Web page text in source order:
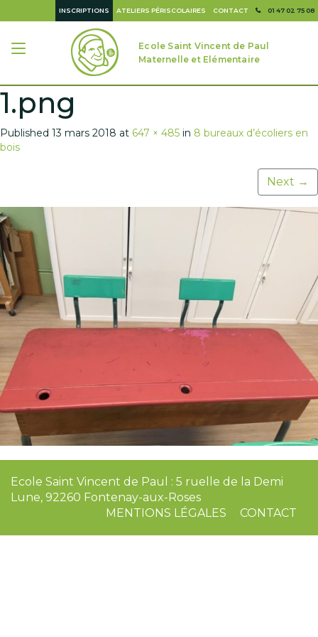
01 47 02 75 08
CONTACT
ATELIERS PÉRISCOLAIRES
INSCRIPTIONS
Ecole Saint Vincent de Paul
Maternelle et Elémentaire
1.png
Published 13 mars 2018 at 647 × 485 in 8 bureaux d’écoliers en
bois
Next →
Ecole Saint Vincent de Paul : 5 ruelle de la Demi
Lune, 92260 Fontenay-aux-Roses
MENTIONS LÉGALES
CONTACT